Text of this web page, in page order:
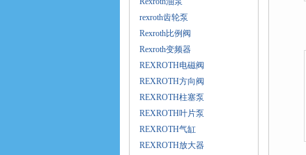
rexroth齿轮泵
Rexroth比例阀
Rexroth变频器
REXROTH电磁阀
REXROTH方向阀
REXROTH柱塞泵
REXROTH叶片泵
REXROTH气缸
REXROTH放大器